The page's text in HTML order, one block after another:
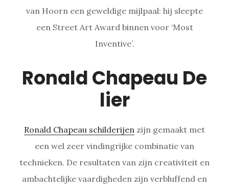
van Hoorn een geweldige mijlpaal: hij sleepte
een Street Art Award binnen voor ‘Most
Inventive’.
Ronald Chapeau De
lier
Ronald Chapeau schilderijen zijn gemaakt met
een wel zeer vindingrijke combinatie van
technieken. De resultaten van zijn creativiteit en
ambachtelijke vaardigheden zijn verbluffend en